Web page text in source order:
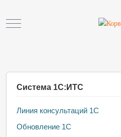
Mobile Menu Toggle
Система 1С:ИТС
Линия консультаций 1С
Обновление 1С